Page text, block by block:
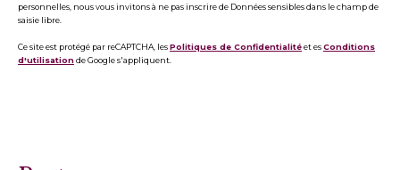
personnelles, nous vous invitons à ne pas inscrire de Données sensibles dans le champ de
saisie libre.
Ce site est protégé par reCAPTCHA, lesPolitiques de Confidentialitéet esConditions
d'utilisationde Google s'appliquent.